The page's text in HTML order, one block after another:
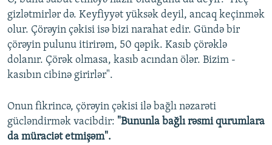
gizlətmirlər də. Keyfiyyət yüksək deyil, ancaq keçinmək
olur. Çörəyin çəkisi isə bizi narahat edir. Gündə bir
çörəyin pulunu itirirəm, 50 qəpik. Kasıb çörəklə
dolanır. Çörək olmasa, kasıb acından ölər. Bizim -
kasıbın cibinə girirlər".
Onun fikrincə, çörəyin çəkisi ilə bağlı nəzarəti
gücləndirmək vacibdir: "Bununla bağlı rəsmi qurumlara
da müraciət etmişəm".